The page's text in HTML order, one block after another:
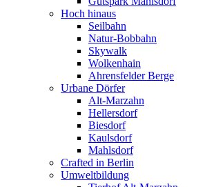
Hoch hinaus
Seilbahn
Natur-Bobbahn
Skywalk
Wolkenhain
Ahrensfelder Berge
Urbane Dörfer
Alt-Marzahn
Hellersdorf
Biesdorf
Kaulsdorf
Mahlsdorf
Crafted in Berlin
Umweltbildung